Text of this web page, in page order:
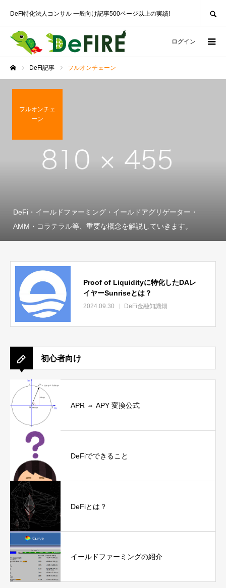
DeFi特化法人コンサル 一般向け記事500ページ以上の実績!
ログイン
DeFi記事 フルオンチェーン
フルオンチェ
ーン
DeFi・イールドファーミング・イールドアグリゲーター・
AMM・コラテラル等、重要な概念を解説していきます。
Proof of Liquidityに特化したDAレ
イヤーSunriseとは？
2024.09.30 DeFi金融知識畑
初心者向け
APR ⇔ APY 変換公式
DeFiでできること
DeFiとは？
イールドファーミングの紹介